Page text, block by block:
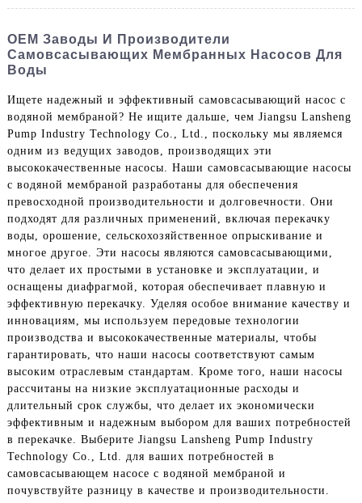
OEM Заводы И Производители
Самовсасывающих Мембранных Насосов Для
Воды
Ищете надежный и эффективный самовсасывающий насос с
водяной мембраной? Не ищите дальше, чем Jiangsu Lansheng
Pump Industry Technology Co., Ltd., поскольку мы являемся
одним из ведущих заводов, производящих эти
высококачественные насосы. Наши самовсасывающие насосы
с водяной мембраной разработаны для обеспечения
превосходной производительности и долговечности. Они
подходят для различных применений, включая перекачку
воды, орошение, сельскохозяйственное опрыскивание и
многое другое. Эти насосы являются самовсасывающими,
что делает их простыми в установке и эксплуатации, и
оснащены диафрагмой, которая обеспечивает плавную и
эффективную перекачку. Уделяя особое внимание качеству и
инновациям, мы используем передовые технологии
производства и высококачественные материалы, чтобы
гарантировать, что наши насосы соответствуют самым
высоким отраслевым стандартам. Кроме того, наши насосы
рассчитаны на низкие эксплуатационные расходы и
длительный срок службы, что делает их экономически
эффективным и надежным выбором для ваших потребностей
в перекачке. Выберите Jiangsu Lansheng Pump Industry
Technology Co., Ltd. для ваших потребностей в
самовсасывающем насосе с водяной мембраной и
почувствуйте разницу в качестве и производительности.